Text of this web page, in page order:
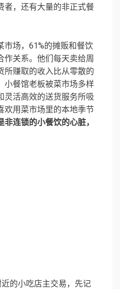
者，还有大量的非正式餐
市场，61%的摊贩和餐饮
作关系。他们每天卖给周
所赚取的收入比从零散的
小餐馆老板被菜市场多样
灵活高效的送货服务所吸
欢用菜市场里的本地季节
非连锁的小餐饮的心脏，
的小吃店主交易，先记